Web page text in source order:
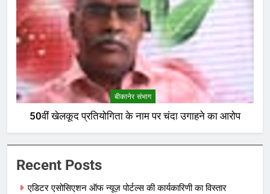
बीकानेर संभाग
50वीं खेलकूद प्रतियोगिता के नाम पर चंदा उगाहने का आरोप
Recent Posts
एडिटर एसोसिएशन ऑफ न्यूज़ पोर्टल्स की कार्यकारिणी का विस्तार